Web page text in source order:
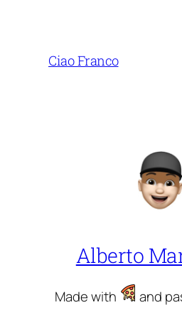
Ciao Franco
Alberto
Made with and